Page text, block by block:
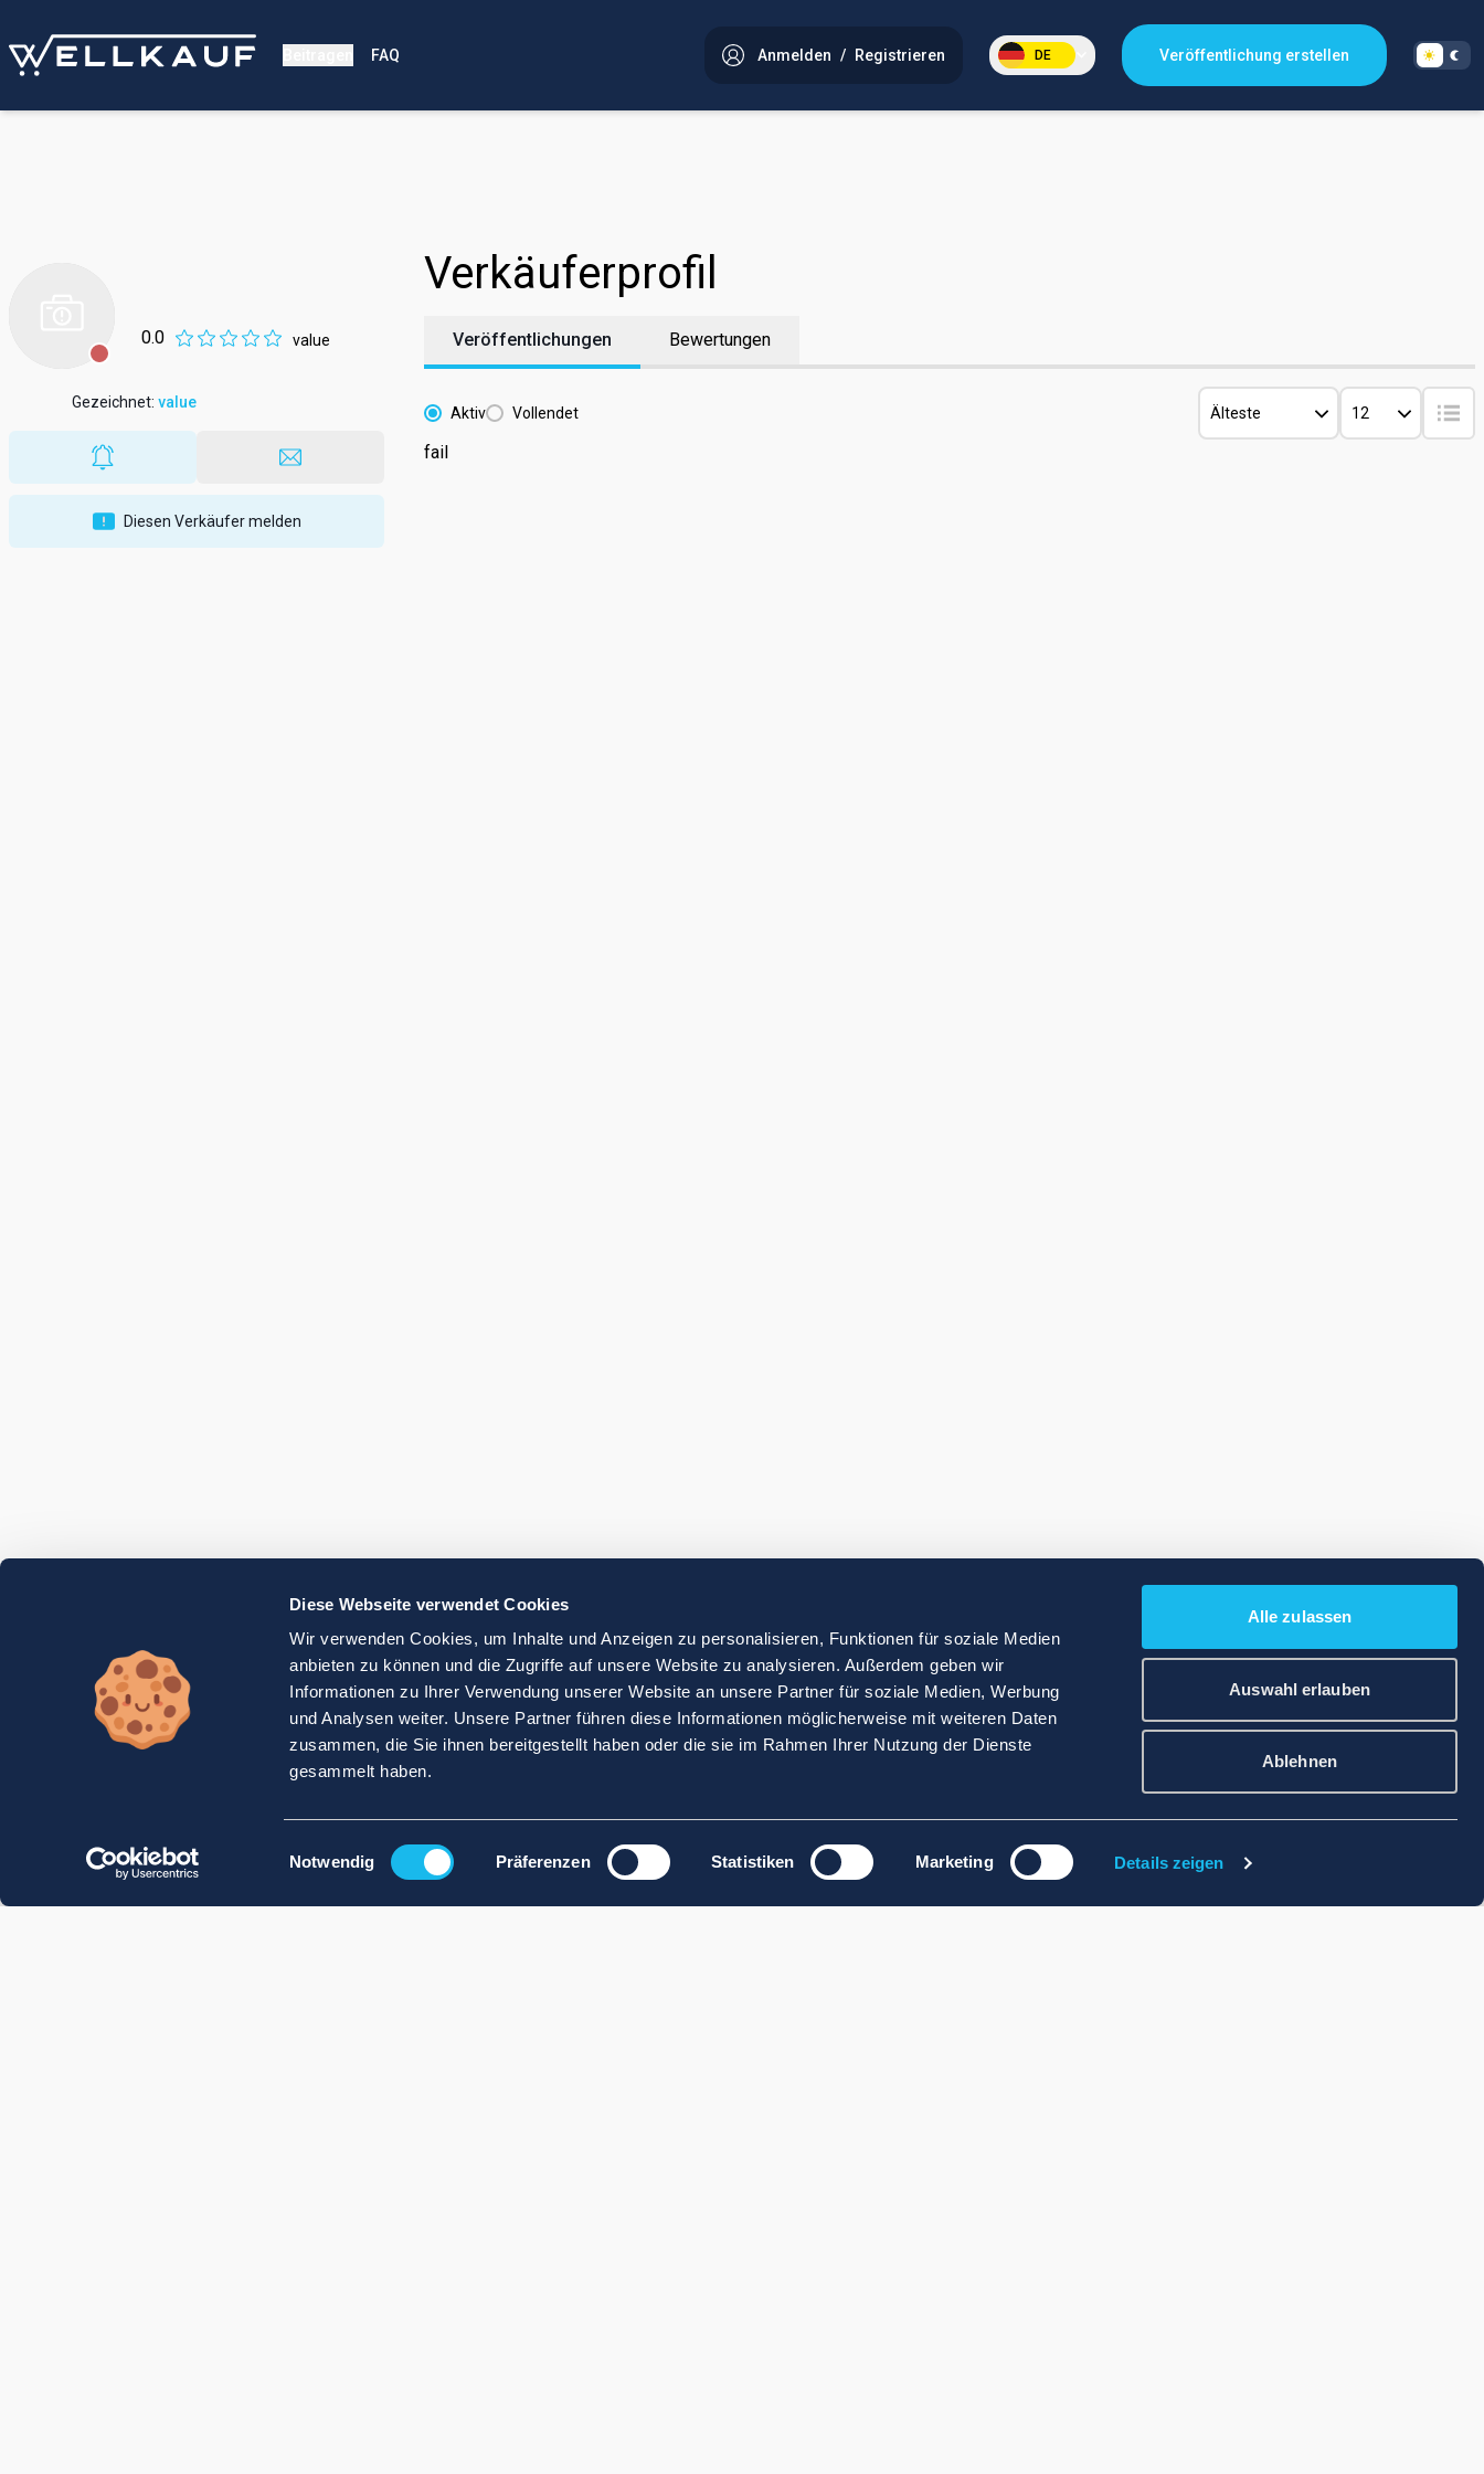
Diese Webseite verwendet Cookies
Wir verwenden Cookies, um Inhalte und Anzeigen zu personalisieren, Funktionen für soziale Medien
anbieten zu können und die Zugriffe auf unsere Website zu analysieren. Außerdem geben wir
Informationen zu Ihrer Verwendung unserer Website an unsere Partner für soziale Medien, Werbung
und Analysen weiter. Unsere Partner führen diese Informationen möglicherweise mit weiteren Daten
zusammen, die Sie ihnen bereitgestellt haben oder die sie im Rahmen Ihrer Nutzung der Dienste
gesammelt haben.
Einwilligungsauswahl
Notwendig Präferenzen Statistiken Marketing Details zeigen
Alle zulassen
Auswahl erlauben
Ablehnen
FAQ Anmelden / Registrieren DE Veröffentlichung erstellen
0.0 value
Gezeichnet: value
Diesen Verkäufer melden
Verkäuferprofil
Veröffentlichungen Bewertungen
Aktiv Vollendet Älteste 12
fail